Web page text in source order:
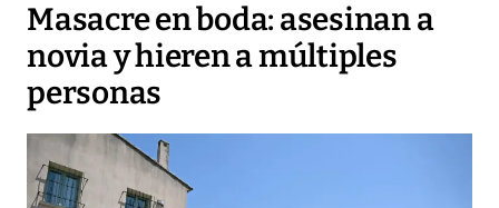
Masacre en boda: asesinan a
novia y hieren a múltiples
personas